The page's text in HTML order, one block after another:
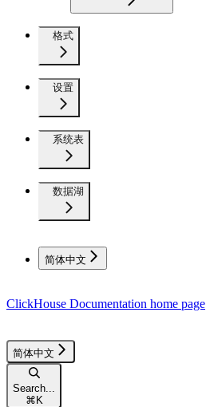
格式
设置
系统表
数据湖
简体中文
ClickHouse Documentation home page
简体中文
Search...
⌘K